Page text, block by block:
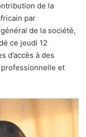
de la
par
de la société,
ce jeudi 12
d’accès à des
et